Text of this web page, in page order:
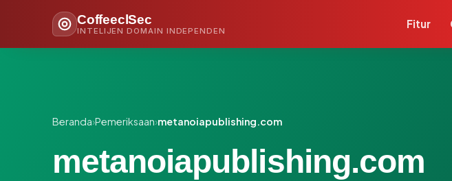
CoffeeclSec
INTELIJEN DOMAIN INDEPENDEN
Fitur
Beranda›Pemeriksaan›metanoiapublishing.com
metanoiapublishing.com